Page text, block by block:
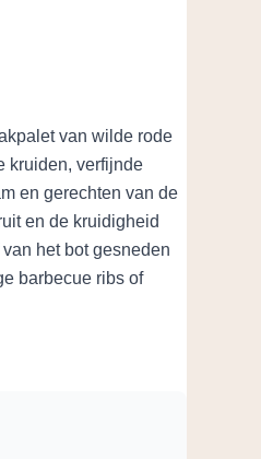
van wilde rode
kruiden, verfijnde
en gerechten van de
en de kruidigheid
het bot gesneden
barbecue ribs of